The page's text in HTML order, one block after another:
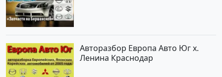
Авторазбор Европа Авто Юг х.
Ленина Краснодар